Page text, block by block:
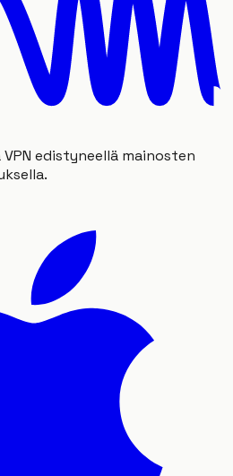
edistyneellä mainosten